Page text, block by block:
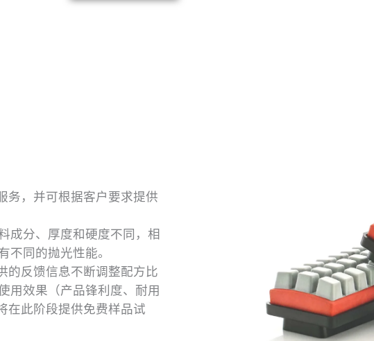
务，并可根据客户要求提供
成分、厚度和硬度不同，相
不同的抛光性能。
的反馈信息不断调整配方比
用效果（产品锋利度、耐用
在此阶段提供免费样品试